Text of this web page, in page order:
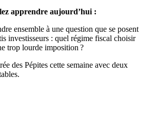
apprendre aujourd’hui :
ensemble à une question que se posent
investisseurs : quel régime fiscal choisir
trop lourde imposition ?
des Pépites cette semaine avec deux